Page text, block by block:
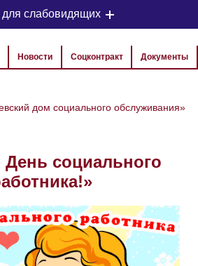
для слабовидящих
ЦВЕТОВАЯ СХЕМА
РАЗМЕР ТЕКСТА
ИЗОБРАЖЕНИЯ
по умолчанию
Новости Соцконтракт Документы
дом социального обслуживания»
социального